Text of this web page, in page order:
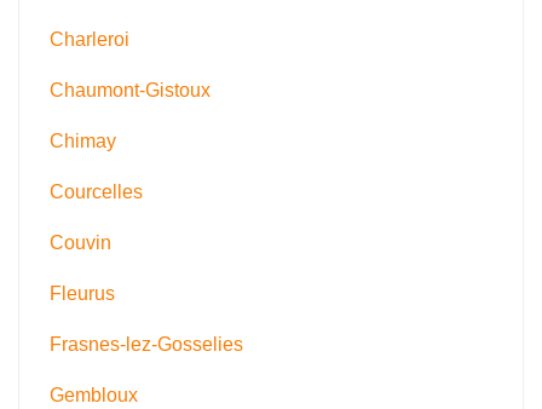
Charleroi
Chaumont-Gistoux
Chimay
Courcelles
Couvin
Fleurus
Frasnes-lez-Gosselies
Gembloux